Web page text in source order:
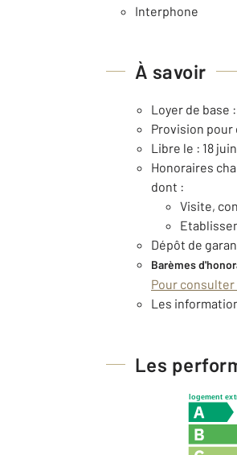
Interphone
À savoir
Loyer de base
Provision pour
Libre le : 18
Honoraires
dont :
Visite,
Dépôt de
Barèmes
Pour
Les
Les
logement